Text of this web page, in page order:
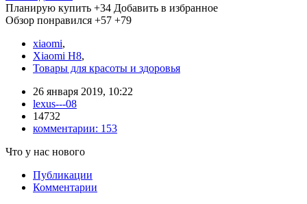
Планирую купить +34 Добавить в избранное
Обзор понравился +57 +79
xiaomi,
Xiaomi H8,
Товары для красоты и здоровья
26 января 2019, 10:22
lexus---08
14732
комментарии: 153
Что у нас нового
Публикации
Комментарии